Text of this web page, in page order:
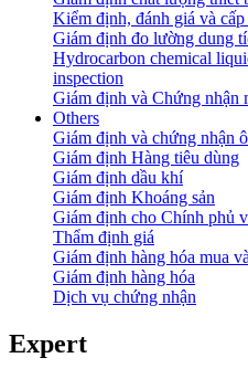
Kiểm định, đánh giá và
Giám định đo lường dung
Hydrocarbon chemical
inspection
Giám định và Chứng nhận
Others
Giám định và chứng nhận
Giám định Hàng tiêu dùng
Giám định dầu khí
Giám định Khoáng sản
Giám định cho Chính phủ
Thẩm định giá
Giám định hàng hóa mua
Giám định hàng hóa
Dịch vụ chứng nhận
Expert